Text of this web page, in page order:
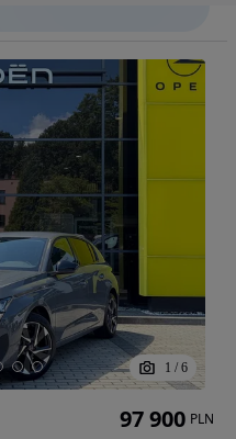
1 / 6
97 900 PLN